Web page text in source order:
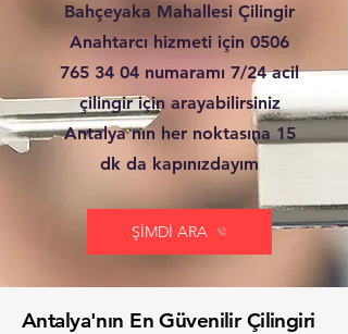
Bahçeyaka Mahallesi Çilingir
Anahtarcı hizmeti için 0506
765 34 04 numaramı 7/24 acil
çilingir için arayabilirsiniz
Antalya nın her noktasına 15
dk da kapınızdayım
ŞİMDİ ARA
Antalya'nın En Güvenilir Çilingiri